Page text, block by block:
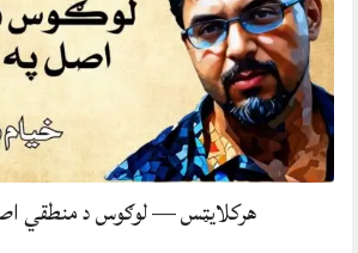
هرکلایټس — لوګوس د منطقي